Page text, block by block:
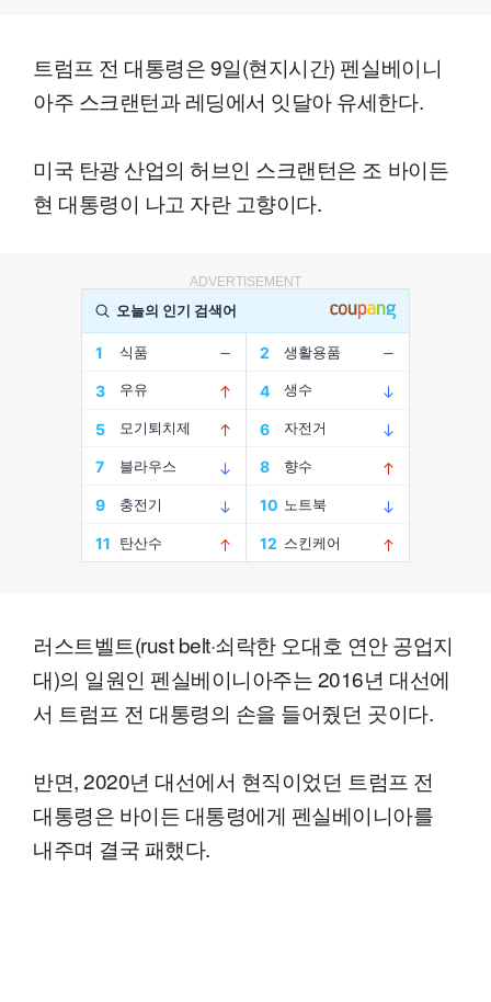
트럼프 전 대통령은 9일(현지시간) 펜실베이니
아주 스크랜턴과 레딩에서 잇달아 유세한다.
미국 탄광 산업의 허브인 스크랜턴은 조 바이든
현 대통령이 나고 자란 고향이다.
ADVERTISEMENT
러스트벨트(rust belt·쇠락한 오대호 연안 공업지
대)의 일원인 펜실베이니아주는 2016년 대선에
서 트럼프 전 대통령의 손을 들어줬던 곳이다.
반면, 2020년 대선에서 현직이었던 트럼프 전
대통령은 바이든 대통령에게 펜실베이니아를
내주며 결국 패했다.